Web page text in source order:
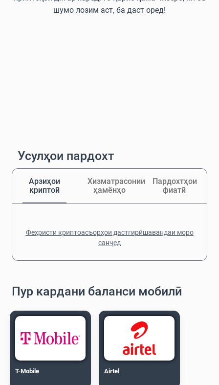
шумо лозим аст, ба даст оред!
Усулҳои пардохт
Арзиҳои
криптоӣ
Хизматрасонии
ҳамёнҳо
Пардохтҳои
фиатӣ
Феҳристи криптоасъорҳои дастгирӣшавандаи моро
санҷед
Пур кардани баланси мобилӣ
T-Mobile Airtel